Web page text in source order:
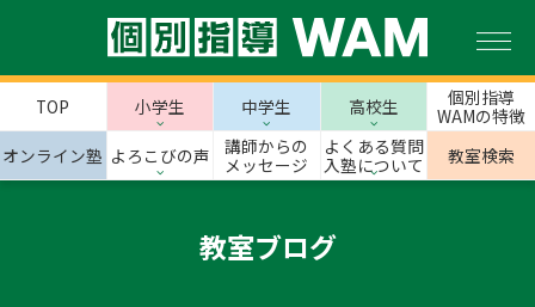
TOP 小学生 中学生 高校生
個別指導
WAMの特徴
オンライン塾 よろこびの声
講師からの
メッセージ
よくある質問
入塾について
教室検索
教室ブログ